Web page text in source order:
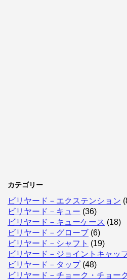
カテゴリー
ビリヤード－エクステンション
ビリヤード－キュー (36)
ビリヤード－キューケース (18)
ビリヤード－グローブ (6)
ビリヤード－シャフト (19)
ビリヤード－ジョイントキャッ
ビリヤード－タップ(48)
ビリヤード－チョーク・チョー